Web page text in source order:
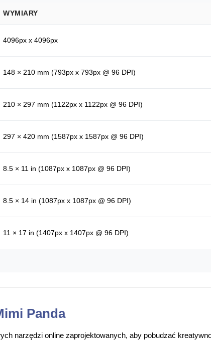
WYMIARY
4096px x 4096px
148 × 210 mm (793px x 793px @ 96 DPI)
210 × 297 mm (1122px x 1122px @ 96 DPI)
297 × 420 mm (1587px x 1587px @ 96 DPI)
8.5 × 11 in (1087px x 1087px @ 96 DPI)
8.5 × 14 in (1087px x 1087px @ 96 DPI)
11 × 17 in (1407px x 1407px @ 96 DPI)
Panda
narzędzi online zaprojektowanych, aby pobudzać